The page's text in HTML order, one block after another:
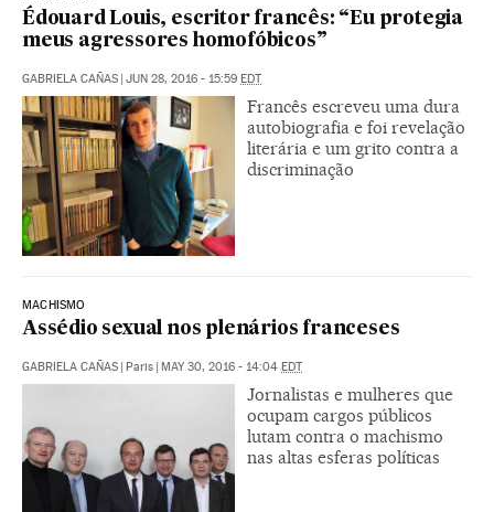
Édouard Louis, escritor francês: “Eu protegia
meus agressores homofóbicos”
GABRIELA CAÑAS | JUN 28, 2016 - 15:59 EDT
Francês escreveu uma dura
autobiografia e foi revelação
literária e um grito contra a
discriminação
MACHISMO
Assédio sexual nos plenários franceses
GABRIELA CAÑAS | Paris | MAY 30, 2016 - 14:04 EDT
Jornalistas e mulheres que
ocupam cargos públicos
lutam contra o machismo
nas altas esferas políticas